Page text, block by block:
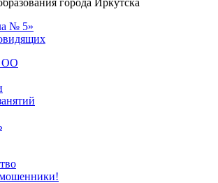
города Иркутска
№ 5»
ОО